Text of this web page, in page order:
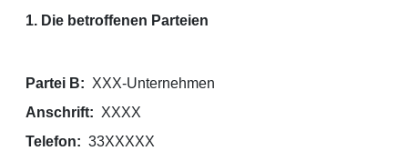
1. Die betroffenen Parteien
Partei B: XXX-Unternehmen
Anschrift: XXXX
Telefon: 33XXXXX